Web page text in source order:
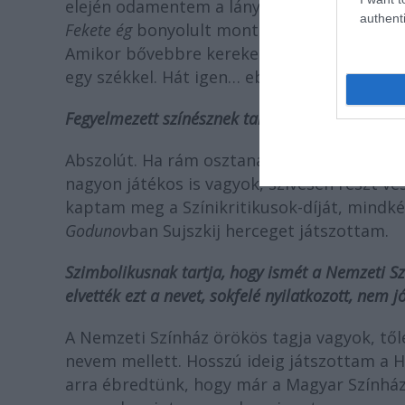
elején odamentem a lányokhoz
Fekete ég bonyolult montázsában. Nekem
Amikor bővebbre kerekedik egy-egy
egy székkel. Hát igen… ebből éreztem,
Fegyelmezett színésznek tartja saját magát?
Abszolút. Ha rám osztanak egy szerepet,
nagyon játékos is vagyok, szívesen részt
kaptam meg a Színikritikusok-díját,
Godunovban Sujszkij herceget játszottam.
Szimbolikusnak tartja, hogy ismét a Nemzeti
elvették ezt a nevet, sokfelé nyilatkozott, nem
A Nemzeti Színház örökös tagja vagyok,
nevem mellett. Hosszú ideig játszottam a
arra ébredtünk, hogy már a Magyar